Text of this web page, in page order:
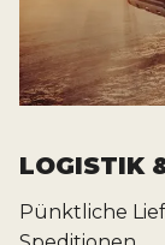
LOGISTIK
Pünktliche